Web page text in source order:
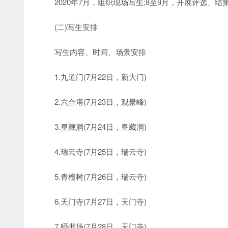
(二)写生安排
写生内容、时间、场景安排
1.九道门(7月22日，新大门)
2.六合塔(7月23日，观景峰)
3.皇藏洞(7月24日，皇藏洞)
4.瑞云寺(7月25日，瑞云寺)
5.青檀树(7月26日，瑞云寺)
6.天门寺(7月27日，天门寺)